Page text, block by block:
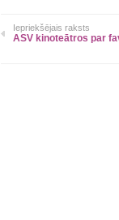
Iepriekšējais raksts
ASV kinoteātros par